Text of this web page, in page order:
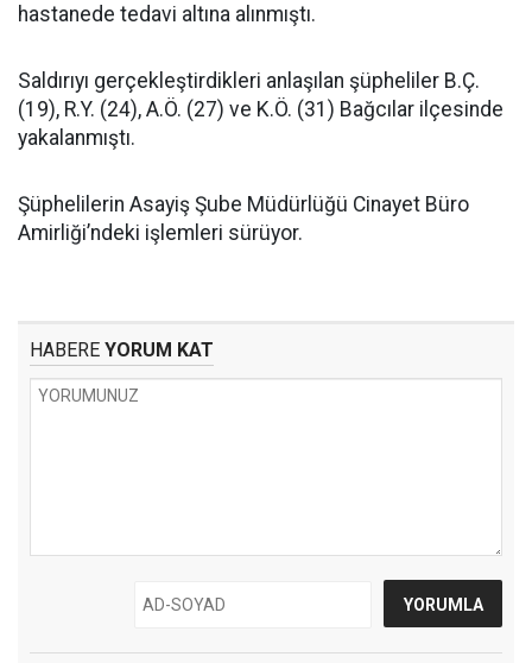
hastanede tedavi altına alınmıştı.
Saldırıyı gerçekleştirdikleri anlaşılan şüpheliler B.Ç.
(19), R.Y. (24), A.Ö. (27) ve K.Ö. (31) Bağcılar ilçesinde
yakalanmıştı.
Şüphelilerin Asayiş Şube Müdürlüğü Cinayet Büro
Amirliği’ndeki işlemleri sürüyor.
HABERE YORUM KAT